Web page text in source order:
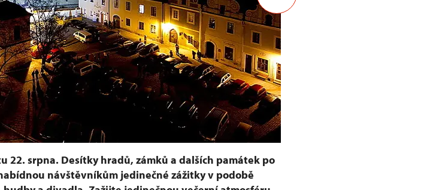
22. srpna. Desítky hradů, zámků a dalších památek po
návštěvníkům jedinečné zážitky v podobě